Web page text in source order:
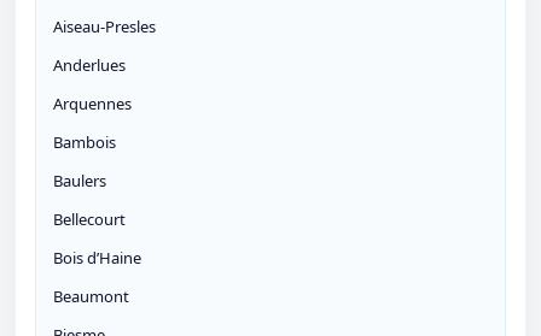
Aiseau-Presles
Anderlues
Arquennes
Bambois
Baulers
Bellecourt
Bois d’Haine
Beaumont